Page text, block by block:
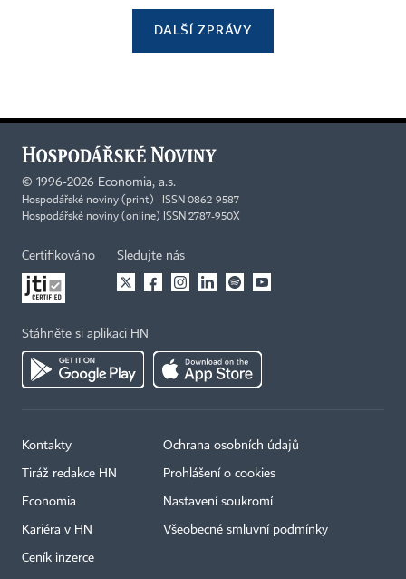
DALŠÍ ZPRÁVY
© 1996-2026 Economia, a.s.
Hospodářské noviny (print) ISSN 0862-9587
Hospodářské noviny (online) ISSN 2787-950X
Certifikováno Sledujte nás
Stáhněte si aplikaci HN
Kontakty
Tiráž redakce HN
Economia
Kariéra v HN
Ceník inzerce
Ochrana osobních údajů
Prohlášení o cookies
Nastavení soukromí
Všeobecné smluvní podmínky